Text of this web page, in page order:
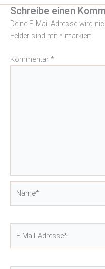
Schreibe einen
Deine E-Mail-Adresse wird
Felder sind mit * markiert
Kommentar *